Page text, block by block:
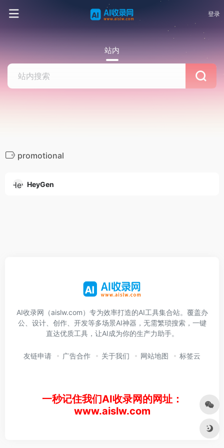
登录
站内
promotional
HeyGen
AI收录网（aislw.com）专为效率打造的AI工具集合站。覆盖办
公、设计、创作、开发等多场景AI神器，无需繁琐搜索，一键
直达优质工具，让AI成为你的生产力助手。
友链申请 广告合作 关于我们 网站地图 标签云
一秒记住我们AI收录网的网址：
www.aislw.com